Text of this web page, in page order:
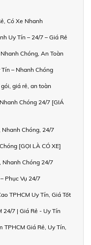
Có Xe Nhanh
Uy Tín – 24/7 – Giá Rẻ
Chóng, An Toàn
– Nhanh Chóng
giá rẻ, an toàn
Chóng 24/7 [GIÁ
Nhanh Chóng, 24/7
[GỌI LÀ CÓ XE]
Nhanh Chóng 24/7
Phục Vụ 24/7
TPHCM Uy Tín, Giá Tốt
24/7 | Giá Rẻ - Uy Tín
Giá Rẻ, Uy Tín,